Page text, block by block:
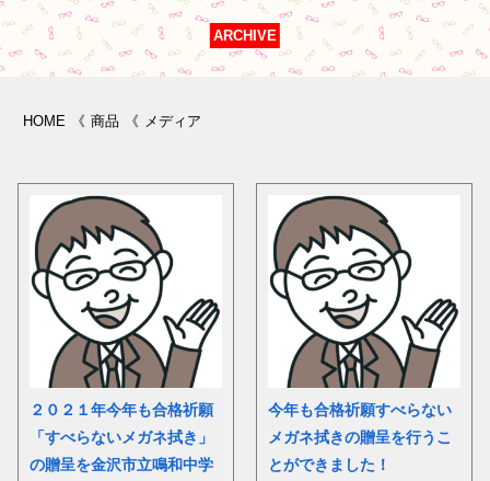
ARCHIVE
HOME 《 商品 《 メディア
２０２１年今年も合格祈願
「すべらないメガネ拭き」
の贈呈を金沢市立鳴和中学
今年も合格祈願すべらない
メガネ拭きの贈呈を行うこ
とができました！